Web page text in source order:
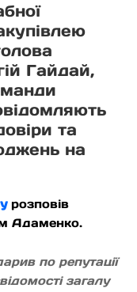
Гайдай,
та
на
розповів
Адаменко.
по репутації
загалу